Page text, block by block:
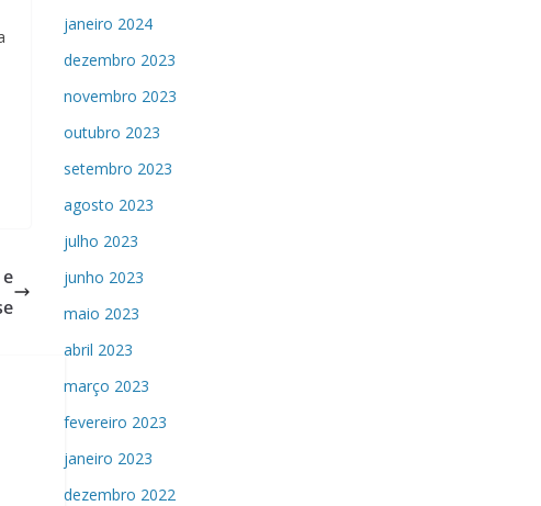
janeiro 2024
dezembro 2023
novembro 2023
outubro 2023
setembro 2023
agosto 2023
julho 2023
junho 2023
maio 2023
abril 2023
março 2023
fevereiro 2023
janeiro 2023
dezembro 2022